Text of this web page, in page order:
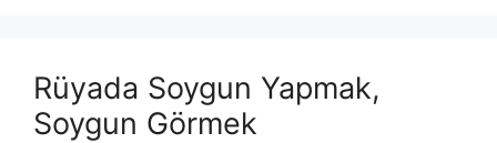
Rüyada Soygun Yapmak,
Soygun Görmek